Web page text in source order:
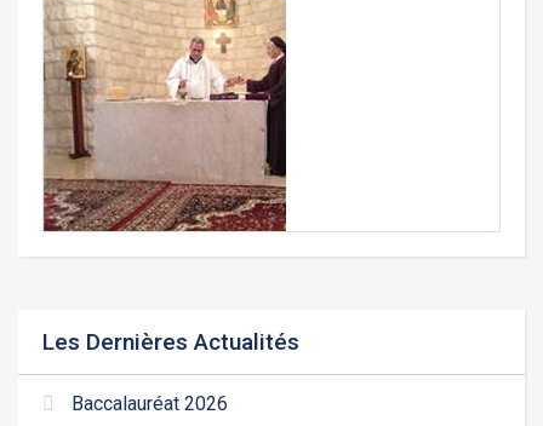
Les Dernières Actualités
Baccalauréat 2026